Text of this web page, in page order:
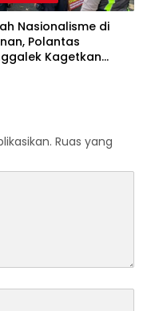
Nasionalisme di
Polantas
Kagetkan
Ruas yang